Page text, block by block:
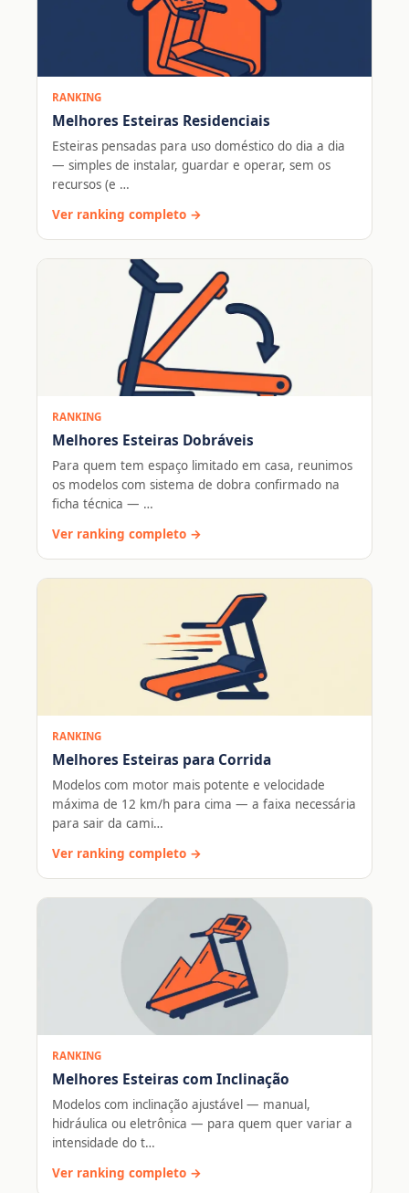
RANKING
Melhores Esteiras Residenciais
Esteiras pensadas para uso doméstico do dia a dia
— simples de instalar, guardar e operar, sem os
recursos (e …
Ver ranking completo →
RANKING
Melhores Esteiras Dobráveis
Para quem tem espaço limitado em casa, reunimos
os modelos com sistema de dobra confirmado na
ficha técnica — …
Ver ranking completo →
RANKING
Melhores Esteiras para Corrida
Modelos com motor mais potente e velocidade
máxima de 12 km/h para cima — a faixa necessária
para sair da cami…
Ver ranking completo →
RANKING
Melhores Esteiras com Inclinação
Modelos com inclinação ajustável — manual,
hidráulica ou eletrônica — para quem quer variar a
intensidade do t…
Ver ranking completo →